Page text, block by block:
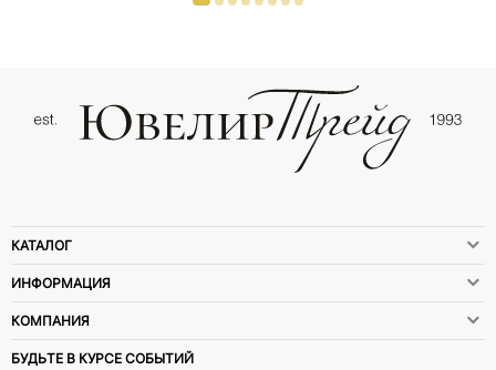
КАТАЛОГ
ИНФОРМАЦИЯ
КОМПАНИЯ
БУДЬТЕ В КУРСЕ СОБЫТИЙ